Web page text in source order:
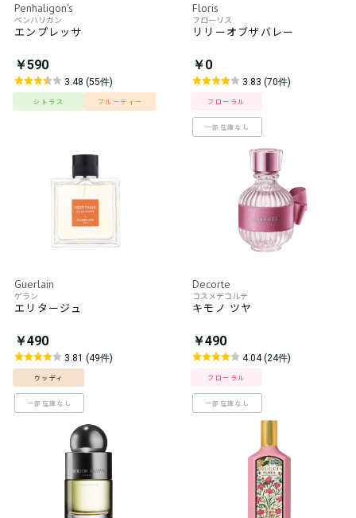
Penhaligon's
ペンハリガン
エンプレッサ
￥590
3.48 (55件)
シトラス フルーティー
Floris
フローリス
リリーオブザバレー
￥0
3.83 (70件)
フローラル
一部在庫なし
Guerlain
ゲラン
エリタージュ
￥490
3.81 (49件)
ウッディ
一部在庫なし
Decorte
コスメデコルテ
キモノ ツヤ
￥490
4.04 (24件)
フローラル
一部在庫なし